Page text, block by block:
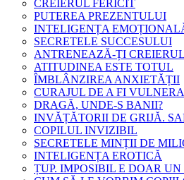
CREIERUL FERICIT
PUTEREA PREZENTULUI
INTELIGENȚA
SECRETELE SUCCESULUI
ANTRENEAZĂ-ȚI CREIERUL
ATITUDINEA ESTE TOTUL
ÎMBLÂNZIREA ANXIETĂȚII
CURAJUL DE A FI
DRAGĂ, UNDE-S BANII?
INVĂȚĂTORII DE GRIJĂ.
COPILUL INVIZIBIL
SECRETELE MINȚII DE
INTELIGENȚA EROTICĂ
ȚUP. IMPOSIBIL E DOAR